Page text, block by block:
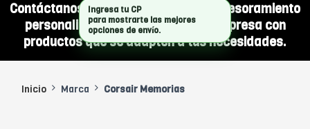
Contáctanos por WhatsApp y recibí asesoramiento
personalizado para equipar a tu empresa con
productos que se adapten a tus necesidades.
Inicio Marca Corsair Memorias
Ingresa tu CP
para mostrarte las mejores
opciones de envío.